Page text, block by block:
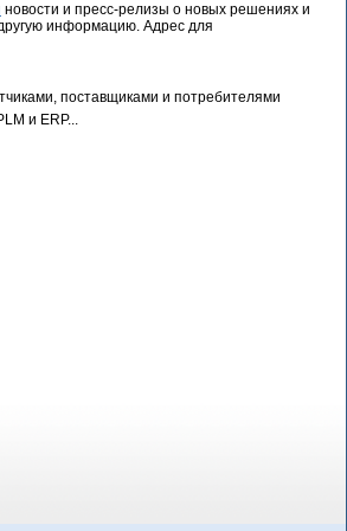
новости и пресс-релизы о новых решениях и
информацию. Адрес для
поставщиками и потребителями
и ERP...